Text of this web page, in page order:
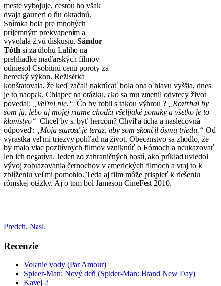
meste vybojuje, cestou ho však
dvaja gauneri o ňu okradnú.
Snímka bola pre mnohých
príjemným prekvapením a
vyvolala živú diskusiu. Sándor
Tóth si za úlohu Laliho na
prehliadke maďarských filmov
odniesol Osobitnú cenu poroty za
herecký výkon. Režisérka
konštatovala, že keď začali nakrúcať bola ona o hlavu vyššia, dnes
je to naopak. Chlapec na otázku, ako sa mu zmenil odvtedy život
povedal:
„Veľmi nie.“. Čo by robil s takou výhrou ?
„Roztrhal by
som ju, lebo aj mojej mame chodia všelijaké ponuky a všetko je to
klamstvo“. Chcel by si byť hercom? Chvíľa ticha a nasledovná
odpoveď:
„Moja starosť je teraz, aby som skončil ôsmu triedu.“ Od
výrastka veľmi triezvy pohľad na život. Obecenstvo sa zhodlo, že
by malo viac pozitívnych filmov vzniknúť o Rómoch a neukazovať
len ich negatíva. Jeden zo zahraničných hostí, ako príklad uviedol
vývoj zobrazovania černochov v amerických filmoch a vraj to k
zblíženiu veľmi pomohlo. Teda aj film môže prispieť k riešeniu
rómskej otázky. Aj o tom bol Jameson CineFest 2010.
Predch. Nasl.
Recenzie
Volanie vody (Par Amour)
Spider-Man: Nový deň (Spider-Man: Brand New Day)
Kavej 2